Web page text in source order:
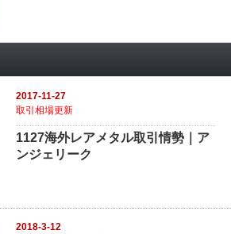
2017-11-27
取引相場更新
1127海外レアメタル取引情勢｜ア
ンジェリーク
2018-3-12